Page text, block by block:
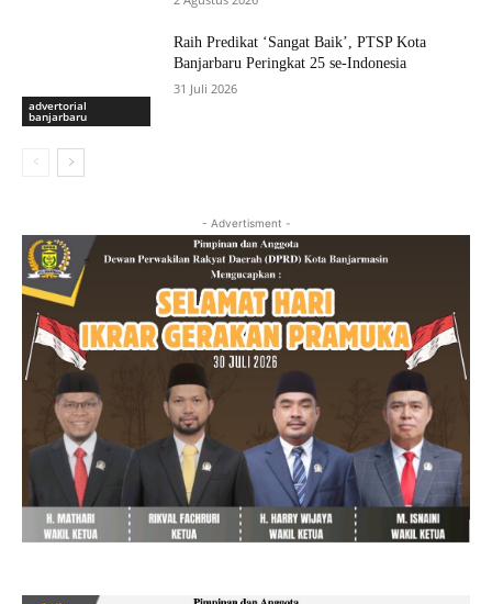
advertorial
banjarbaru
Raih Predikat ‘Sangat Baik’, PTSP Kota
Banjarbaru Peringkat 25 se-Indonesia
31 Juli 2026
- Advertisment -